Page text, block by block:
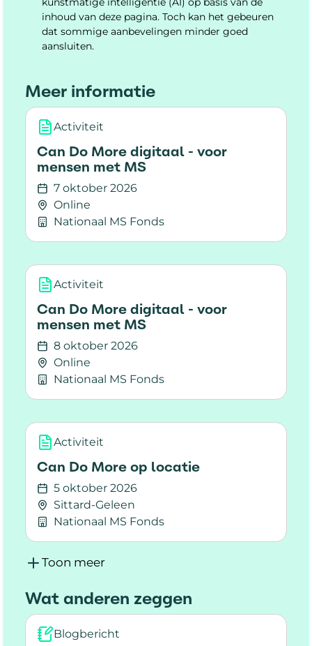
inhoud van deze pagina. Toch kan het gebeuren
dat sommige aanbevelingen minder goed
aansluiten.
Meer informatie
Activiteit
Can Do More digitaal - voor
mensen met MS
7 oktober 2026
Online
Nationaal MS Fonds
Lees meer over Can Do More digitaal - voor
Activiteit
Can Do More digitaal - voor
mensen met MS
8 oktober 2026
Online
Nationaal MS Fonds
Lees meer over Can Do More digitaal - voor
Activiteit
Can Do More op locatie
5 oktober 2026
Sittard-Geleen
Nationaal MS Fonds
Lees meer over Can Do More op locatie
Toon meer
Wat anderen zeggen
Blogbericht